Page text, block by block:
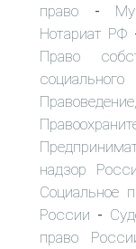
право -
Нотариат РФ
Право
надзор
Социальное
России -
право